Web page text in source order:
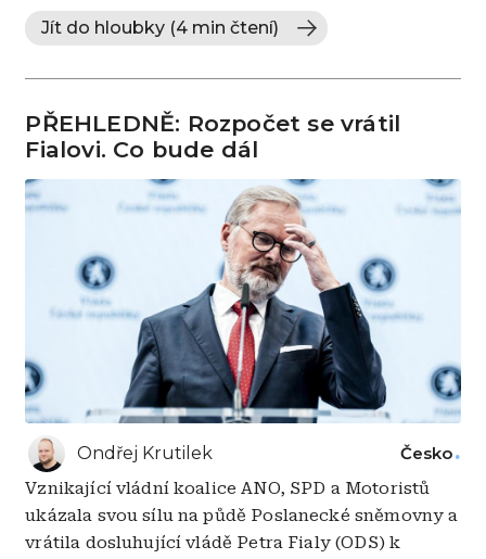
Jít do hloubky (4 min čtení)
PŘEHLEDNĚ: Rozpočet se vrátil
Fialovi. Co bude dál
Ondřej Krutilek Česko
Vznikající vládní koalice ANO, SPD a Motoristů
ukázala svou sílu na půdě Poslanecké sněmovny a
vrátila dosluhující vládě Petra Fialy (ODS) k